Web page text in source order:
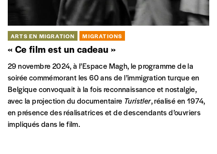
1000 Bruxelles
ARTS EN MIGRATION MIGRATIONS
01.01
Comment s’est passée l’arrivée des Chibanis de Belgique ?
Qu’ont-ils vécu ? Qu’ont-ils laissé derrière eux ? Des jeunes
d’aujourd’hui ont rencontré des anciens d’origine marocaine
qui racontent leur vie.